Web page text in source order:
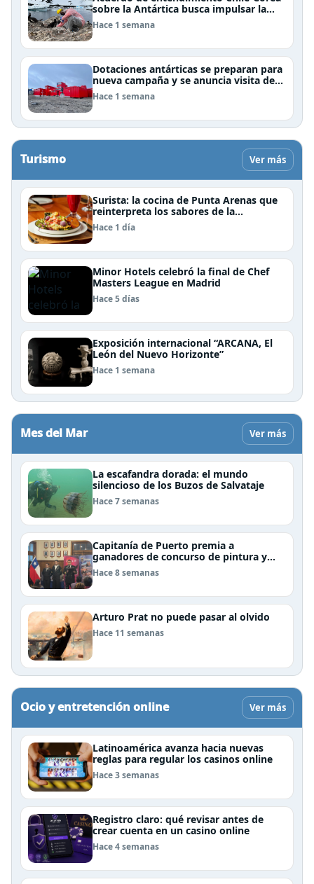
sobre la Antártica busca impulsar la
investigación científica
Hace 1 semana
Dotaciones antárticas se preparan para
nueva campaña y se anuncia visita de
Pdte Kast y su gabinete al continente
blanco
Hace 1 semana
Turismo Ver más
Surista: la cocina de Punta Arenas que
reinterpreta los sabores de la
Patagonia
Hace 1 día
Minor Hotels celebró la final de Chef
Masters League en Madrid
Hace 5 días
Exposición internacional “ARCANA, El
León del Nuevo Horizonte”
Hace 1 semana
Mes del Mar Ver más
La escafandra dorada: el mundo
silencioso de los Buzos de Salvataje
Hace 7 semanas
Capitanía de Puerto premia a
ganadores de concurso de pintura y
cierra el Mes del Mar en Puerto Natales
Hace 8 semanas
Arturo Prat no puede pasar al olvido
Hace 11 semanas
Ocio y entretención online Ver más
Latinoamérica avanza hacia nuevas
reglas para regular los casinos online
Hace 3 semanas
Registro claro: qué revisar antes de
crear cuenta en un casino online
Hace 4 semanas